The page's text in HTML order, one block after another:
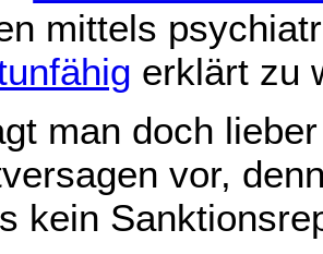
mittels
erklärt zu
man doch
vor,
kein